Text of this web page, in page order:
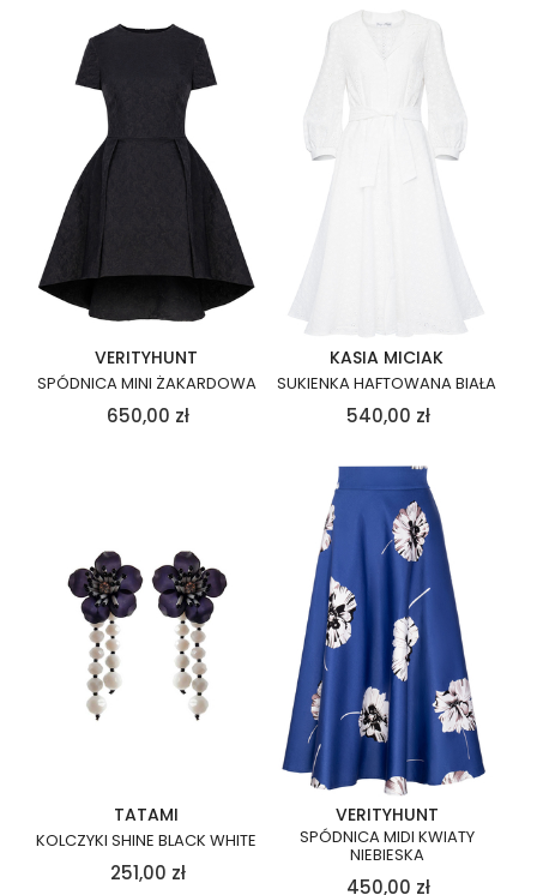
VERITYHUNT
SPÓDNICA MINI ŻAKARDOWA
650,00 zł
KASIA MICIAK
SUKIENKA HAFTOWANA BIAŁA
540,00 zł
TATAMI
KOLCZYKI SHINE BLACK WHITE
251,00 zł
VERITYHUNT
SPÓDNICA MIDI KWIATY
NIEBIESKA
450,00 zł